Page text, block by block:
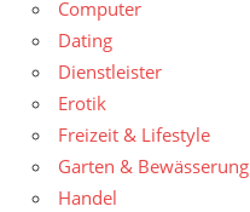
Computer
Dating
Dienstleister
Erotik
Freizeit & Lifestyle
Garten & Bewässerung
Handel